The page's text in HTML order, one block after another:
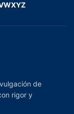
WXYZ
de
rigor y